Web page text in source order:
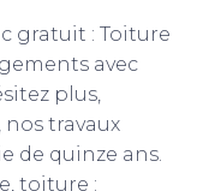
gratuit : Toiture
avec
plus,
travaux
de quinze ans.
toiture :